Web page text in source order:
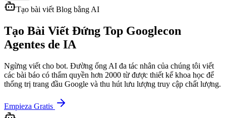
Tạo bài viết Blog bằng AI
Tạo Bài Viết Đứng Top Googlecon
Agentes de IA
Ngừng viết cho bot. Đường ống AI đa tác nhân của chúng tôi viết
các bài báo có thẩm quyền hơn 2000 từ được thiết kế khoa học để
thống trị trang đầu Google và thu hút lưu lượng truy cập chất lượng.
Empieza Gratis